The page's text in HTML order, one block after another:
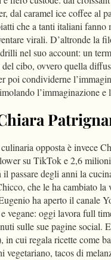
dal caramel ice coffee al
che a tanti italiani fanno
virali. D’altronde la
nel suo account: un
cibo, ovvero quella
poi condividerne
l’immaginazione e
opposta è invece
su TikTok e 2,6
passare degli anni la
che le ha cambiato la
ha aperto il canale
vegane: oggi lavora full
sulle sue pagine social.
in cui regala ricette come
vegetariano, tacos di